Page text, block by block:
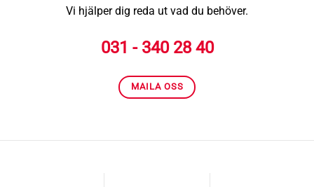
Vi hjälper dig reda ut vad du behöver.
031 - 340 28 40
MAILA OSS